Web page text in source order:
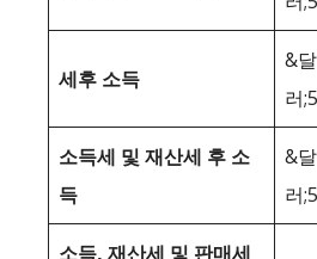
세후 소득
&달
러
소득세 및 재산세 후 소
득
&달
러
소득, 재산세 및 판매세